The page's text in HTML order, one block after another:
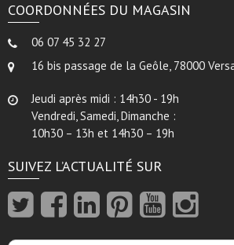
COORDONNÉES DU MAGASIN
06 07 45 32 27
16 bis passage de la Geôle, 78000
Jeudi après midi : 14h30 - 19h
Vendredi, Samedi, Dimanche :
10h30 – 13h et 14h30 – 19h
SUIVEZ L’ACTUALITÉ SUR